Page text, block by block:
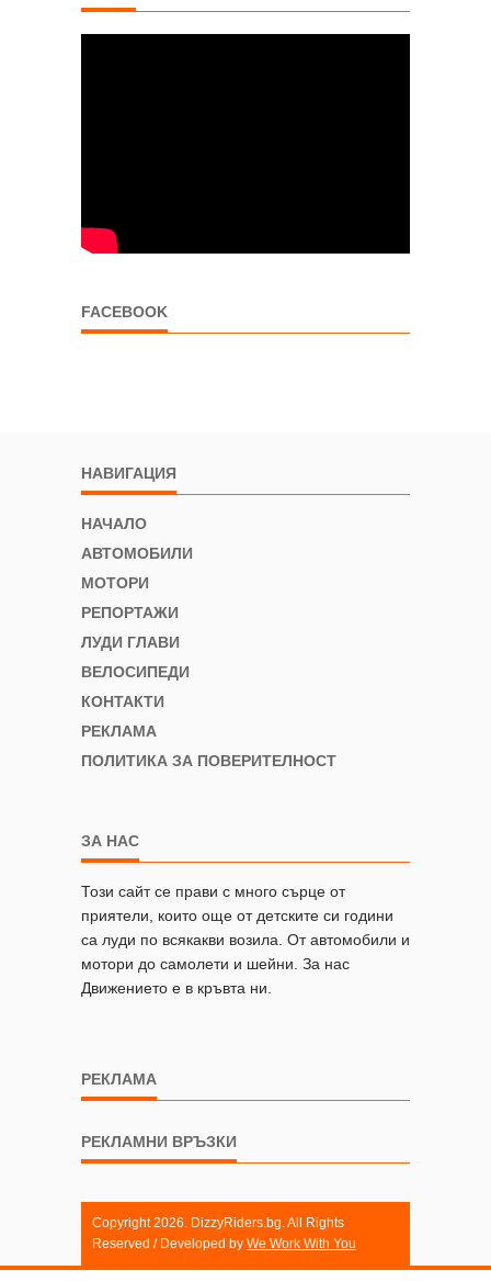
FACEBOOK
НАВИГАЦИЯ
НАЧАЛО
АВТОМОБИЛИ
МОТОРИ
РЕПОРТАЖИ
ЛУДИ ГЛАВИ
ВЕЛОСИПЕДИ
КОНТАКТИ
РЕКЛАМА
ПОЛИТИКА ЗА ПОВЕРИТЕЛНОСТ
ЗА НАС
Този сайт се прави с много сърце от
приятели, които още от детските си години
са луди по всякакви возила. От автомобили и
мотори до самолети и шейни. За нас
Движението е в кръвта ни.
РЕКЛАМА
РЕКЛАМНИ ВРЪЗКИ
Copyright 2026. DizzyRiders.bg. All Rights
Reserved / Developed by We Work With You